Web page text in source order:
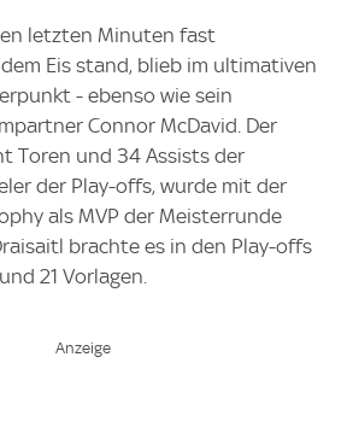
letzten Minuten fast
Eis stand, blieb im ultimativen
- ebenso wie sein
Connor McDavid. Der
Toren und 34 Assists der
der Play-offs, wurde mit der
als MVP der Meisterrunde
brachte es in den Play-offs
21 Vorlagen.